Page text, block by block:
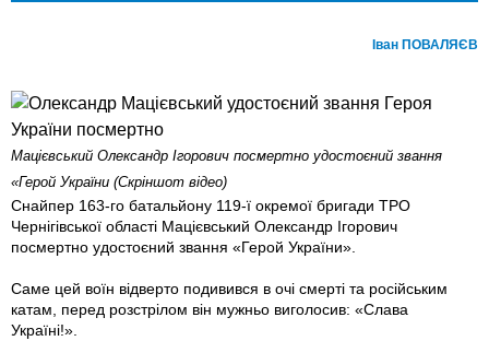
Іван ПОВАЛЯЄВ
Мацієвський Олександр Ігорович посмертно удостоєний звання
«Герой України (Скріншот відео)
Снайпер 163-го батальйону 119-ї окремої бригади ТРО
Чернігівської області Мацієвський Олександр Ігорович
посмертно удостоєний звання «Герой України».
Саме цей воїн відверто подивився в очі смерті та російським
катам, перед розстрілом він мужньо виголосив: «Слава
Україні!».